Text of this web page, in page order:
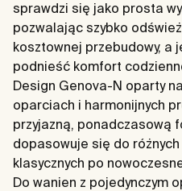
sprawdzi się jako prosta
pozwalając szybko
kosztownej przebudowy, a
podnieść komfort
Design Genova-N oparty
oparciach i harmonijnych
przyjazną, ponadczasową
dopasowuje się do
klasycznych po
Do wanien z pojedynczym